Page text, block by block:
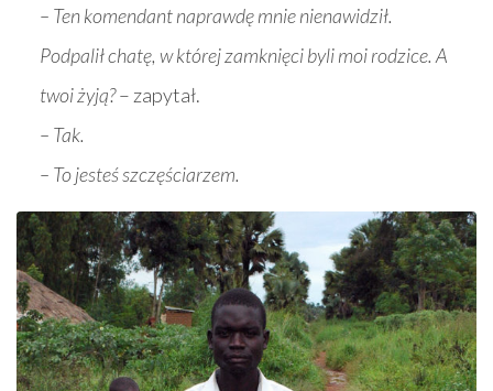
– Ten komendant naprawdę mnie nienawidził.
Podpalił chatę, w której zamknięci byli moi rodzice. A
twoi żyją?– zapytał.
– Tak.
– To jesteś szczęściarzem.